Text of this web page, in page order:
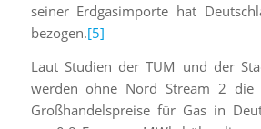
seiner Erdgasimporte hat
bezogen.[5]
Laut Studien der TUM und der
werden ohne Nord Stream 2 die
Großhandelspreise für Gas in